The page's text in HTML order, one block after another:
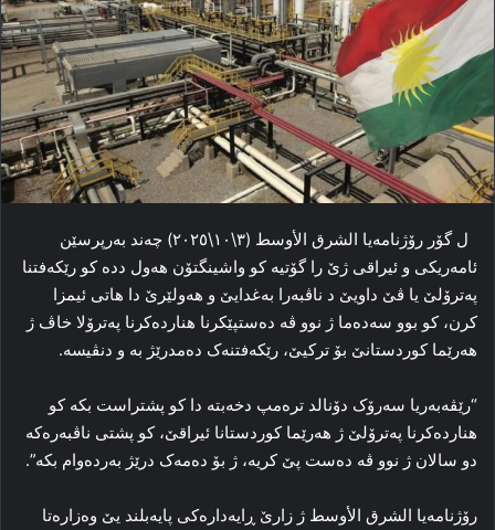
ل گۆر رۆژنامەیا الشرق الأوسط (٣\١٠\٢٠٢٥) چەند بەرپرسێن
ئامه‌ریکی و ئیراقی ژێ را گۆتیە کو واشینگتۆن هه‌ول دده‌ کو رێکەفتنا
په‌ترۆلێ یا ڤێ داویێ د ناڤبه‌را بەغدایێ و هه‌ولێرێ دا هاتی ئیمزا
کرن، کو بوو سه‌ده‌ما ژ نوو ڤه‌ ده‌ستپێکرنا هنارده‌کرنا په‌ترۆلا خاڤ ژ
هه‌رێما کوردستانێ بۆ ترکیێ، رێکەفتنەک ده‌مدرێژ بە و دنڤیسە.
“رێڤه‌به‌ریا سه‌رۆک دۆنالد ترەمپ دخه‌بته‌ دا کو پشتراست بکه‌ کو
هنارده‌کرنا په‌ترۆلێ ژ هه‌رێما کوردستانا ئیراقێ، کو پشتی ناڤبه‌ره‌که‌
دو سالان ژ نوو ڤه‌ ده‌ست پێ کریه‌، ژ بۆ ده‌مه‌ک درێژ به‌رده‌وام بکه”‌.
رۆژنامەیا الشرق الأوسط ژ زارێ ڕایه‌داره‌کی پایه‌بلند یێ وه‌زاره‌تا